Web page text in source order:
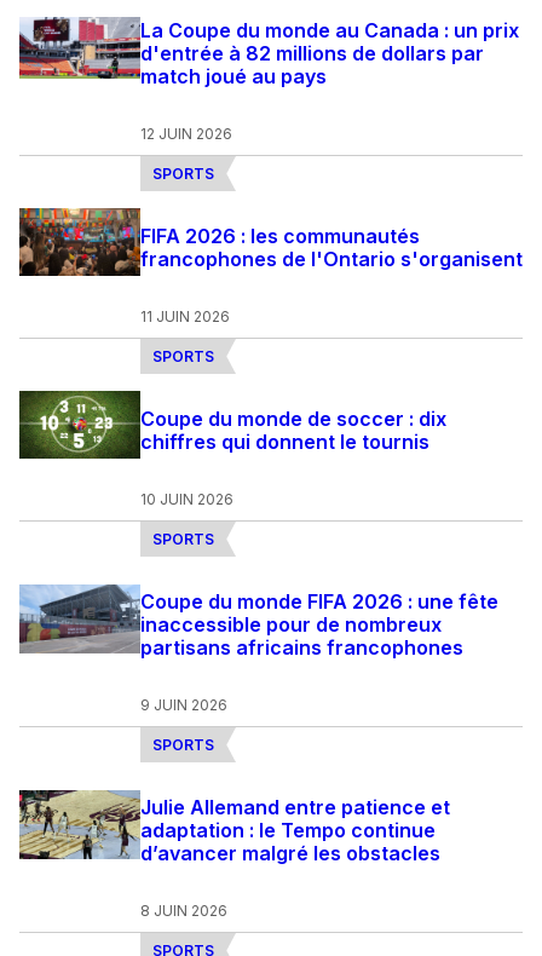
La Coupe du monde au Canada : un prix
d'entrée à 82 millions de dollars par
match joué au pays
12 JUIN 2026
SPORTS
FIFA 2026 : les communautés
francophones de l'Ontario s'organisent
11 JUIN 2026
SPORTS
Coupe du monde de soccer : dix
chiffres qui donnent le tournis
10 JUIN 2026
SPORTS
Coupe du monde FIFA 2026 : une fête
inaccessible pour de nombreux
partisans africains francophones
9 JUIN 2026
SPORTS
Julie Allemand entre patience et
adaptation : le Tempo continue
d’avancer malgré les obstacles
8 JUIN 2026
SPORTS